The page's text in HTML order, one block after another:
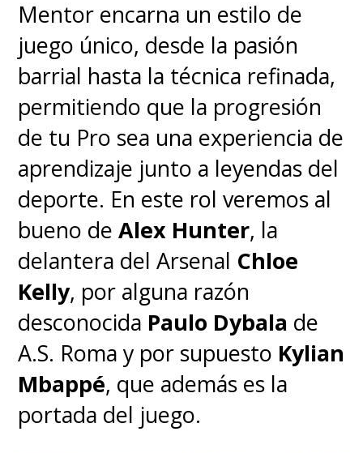
Mentor encarna un estilo de
juego único, desde la pasión
barrial hasta la técnica refinada,
permitiendo que la progresión
de tu Pro sea una experiencia de
aprendizaje junto a leyendas del
deporte. En este rol veremos al
bueno deAlex Hunter, la
delantera del Arsenal Chloe
Kelly, por alguna razón
desconocida Paulo Dybala de
A.S. Roma y por supuesto Kylian
Mbappé, que además es la
portada del juego.